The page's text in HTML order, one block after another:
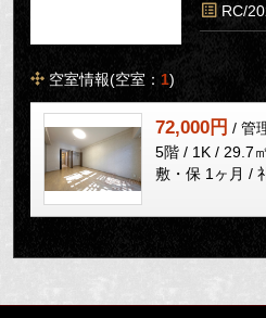
RC/
空室情報(空室： 1)
72,000円 / 管
5階 / 1K / 29.7㎡
敷・保 1ヶ月 /